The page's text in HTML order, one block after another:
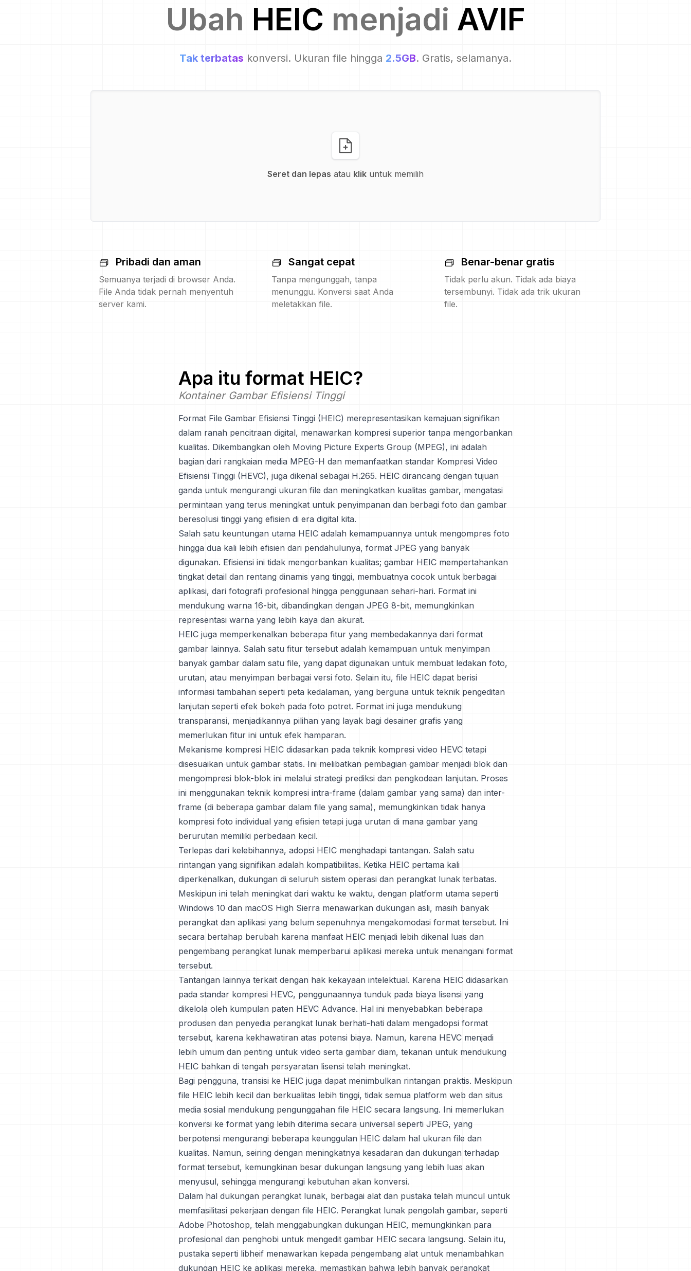
Ubah HEIC menjadi AVIF
Tak terbatas konversi. Ukuran file hingga 2.5GB. Gratis, selamanya.
Seret dan lepas atau klik untuk memilih
Pribadi dan aman
Semuanya terjadi di browser Anda.
File Anda tidak pernah menyentuh
server kami.
Sangat cepat
Tanpa mengunggah, tanpa
menunggu. Konversi saat Anda
meletakkan file.
Benar-benar gratis
Tidak perlu akun. Tidak ada biaya
tersembunyi. Tidak ada trik ukuran
file.
Apa itu format HEIC?
Kontainer Gambar Efisiensi Tinggi
Format File Gambar Efisiensi Tinggi (HEIC) merepresentasikan kemajuan signifikan
dalam ranah pencitraan digital, menawarkan kompresi superior tanpa mengorbankan
kualitas. Dikembangkan oleh Moving Picture Experts Group (MPEG), ini adalah
bagian dari rangkaian media MPEG-H dan memanfaatkan standar Kompresi Video
Efisiensi Tinggi (HEVC), juga dikenal sebagai H.265. HEIC dirancang dengan tujuan
ganda untuk mengurangi ukuran file dan meningkatkan kualitas gambar, mengatasi
permintaan yang terus meningkat untuk penyimpanan dan berbagi foto dan gambar
beresolusi tinggi yang efisien di era digital kita.
Salah satu keuntungan utama HEIC adalah kemampuannya untuk mengompres foto
hingga dua kali lebih efisien dari pendahulunya, format JPEG yang banyak
digunakan. Efisiensi ini tidak mengorbankan kualitas; gambar HEIC mempertahankan
tingkat detail dan rentang dinamis yang tinggi, membuatnya cocok untuk berbagai
aplikasi, dari fotografi profesional hingga penggunaan sehari-hari. Format ini
mendukung warna 16-bit, dibandingkan dengan JPEG 8-bit, memungkinkan
representasi warna yang lebih kaya dan akurat.
HEIC juga memperkenalkan beberapa fitur yang membedakannya dari format
gambar lainnya. Salah satu fitur tersebut adalah kemampuan untuk menyimpan
banyak gambar dalam satu file, yang dapat digunakan untuk membuat ledakan foto,
urutan, atau menyimpan berbagai versi foto. Selain itu, file HEIC dapat berisi
informasi tambahan seperti peta kedalaman, yang berguna untuk teknik pengeditan
lanjutan seperti efek bokeh pada foto potret. Format ini juga mendukung
transparansi, menjadikannya pilihan yang layak bagi desainer grafis yang
memerlukan fitur ini untuk efek hamparan.
Mekanisme kompresi HEIC didasarkan pada teknik kompresi video HEVC tetapi
disesuaikan untuk gambar statis. Ini melibatkan pembagian gambar menjadi blok dan
mengompresi blok-blok ini melalui strategi prediksi dan pengkodean lanjutan. Proses
ini menggunakan teknik kompresi intra-frame (dalam gambar yang sama) dan inter-
frame (di beberapa gambar dalam file yang sama), memungkinkan tidak hanya
kompresi foto individual yang efisien tetapi juga urutan di mana gambar yang
berurutan memiliki perbedaan kecil.
Terlepas dari kelebihannya, adopsi HEIC menghadapi tantangan. Salah satu
rintangan yang signifikan adalah kompatibilitas. Ketika HEIC pertama kali
diperkenalkan, dukungan di seluruh sistem operasi dan perangkat lunak terbatas.
Meskipun ini telah meningkat dari waktu ke waktu, dengan platform utama seperti
Windows 10 dan macOS High Sierra menawarkan dukungan asli, masih banyak
perangkat dan aplikasi yang belum sepenuhnya mengakomodasi format tersebut. Ini
secara bertahap berubah karena manfaat HEIC menjadi lebih dikenal luas dan
pengembang perangkat lunak memperbarui aplikasi mereka untuk menangani format
tersebut.
Tantangan lainnya terkait dengan hak kekayaan intelektual. Karena HEIC didasarkan
pada standar kompresi HEVC, penggunaannya tunduk pada biaya lisensi yang
dikelola oleh kumpulan paten HEVC Advance. Hal ini menyebabkan beberapa
produsen dan penyedia perangkat lunak berhati-hati dalam mengadopsi format
tersebut, karena kekhawatiran atas potensi biaya. Namun, karena HEVC menjadi
lebih umum dan penting untuk video serta gambar diam, tekanan untuk mendukung
HEIC bahkan di tengah persyaratan lisensi telah meningkat.
Bagi pengguna, transisi ke HEIC juga dapat menimbulkan rintangan praktis. Meskipun
file HEIC lebih kecil dan berkualitas lebih tinggi, tidak semua platform web dan situs
media sosial mendukung pengunggahan file HEIC secara langsung. Ini memerlukan
konversi ke format yang lebih diterima secara universal seperti JPEG, yang
berpotensi mengurangi beberapa keunggulan HEIC dalam hal ukuran file dan
kualitas. Namun, seiring dengan meningkatnya kesadaran dan dukungan terhadap
format tersebut, kemungkinan besar dukungan langsung yang lebih luas akan
menyusul, sehingga mengurangi kebutuhan akan konversi.
Dalam hal dukungan perangkat lunak, berbagai alat dan pustaka telah muncul untuk
memfasilitasi pekerjaan dengan file HEIC. Perangkat lunak pengolah gambar, seperti
Adobe Photoshop, telah menggabungkan dukungan HEIC, memungkinkan para
profesional dan penghobi untuk mengedit gambar HEIC secara langsung. Selain itu,
pustaka seperti libheif menawarkan kepada pengembang alat untuk menambahkan
dukungan HEIC ke aplikasi mereka, memastikan bahwa lebih banyak perangkat